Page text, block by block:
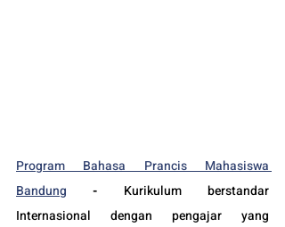
Program Bahasa Prancis Mahasiswa
Bandung
-
Kurikulum berstandar
Internasional dengan pengajar yang